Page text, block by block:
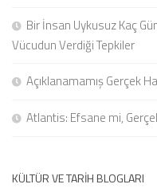
Bir İnsan Uykusuz Kaç
Vücudun Verdiği Tepkiler
Açıklanamamış Gerçek
Atlantis: Efsane mi,
KÜLTÜR VE TARIH BLOGLARI